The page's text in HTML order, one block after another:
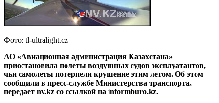
Фото: tl-ultralight.cz
АО «Авиационная администрация Казахстана»
приостановила полеты воздушных судов эксплуатантов,
чьи самолеты потерпели крушение этим летом. Об этом
сообщили в пресс-службе Министерства транспорта,
передает nv.kz со ссылкой на informburo.kz.